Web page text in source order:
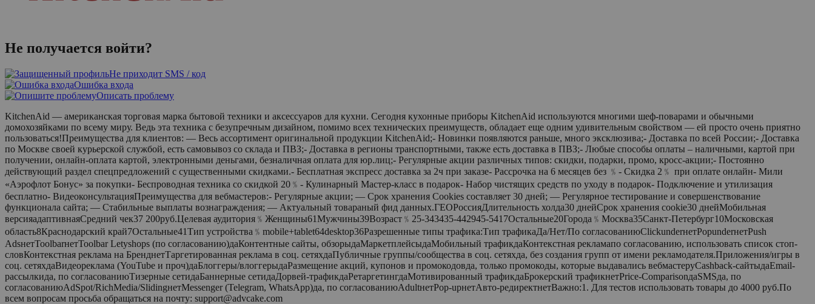
Не получается войти?
Не приходит SMS / код
Ошибка входа
Описать проблему
KitchenAid — американская торговая марка бытовой техники и аксессуаров для кухни. Сегодня кухонные приборы KitchenAid используются многими шеф-поварами и обычными
домохозяйками по всему миру. Ведь эта техника с безупречным дизайном, помимо всех технических преимуществ, обладает еще одним удивительным свойством — ей просто очень приятно
пользоваться!Преимущества для клиентов: — Весь ассортимент оригинальной продукции KitchenAid;- Новинки появляются раньше, много эксклюзива;- Доставка по всей России;- Доставка
по Москве своей курьерской службой, есть самовывоз со склада и ПВЗ;- Доставка в регионы транспортными, также есть доставка в ПВЗ;- Любые способы оплаты – наличными, картой при
получении, онлайн-оплата картой, электронными деньгами, безналичная оплата для юр.лиц;- Регулярные акции различных типов: скидки, подарки, промо, кросс-акции;- Постоянно
действующий раздел спецпредложений с существенными скидками.- Бесплатная экспресс доставка за 2ч при заказе- Рассрочка на 6 месяцев без ﹪- Скидка 2﹪ при оплате онлайн- Мили
«Аэрофлот Бонус» за покупки- Беспроводная техника со скидкой 20﹪- Кулинарный Мастер-класс в подарок- Набор чистящих средств по уходу в подарок- Подключение и утилизация
бесплатно- ВидеоконсультацияПреимущества для вебмастеров:- Регулярные акции; — Срок хранения Cookies составляет 30 дней; — Регулярное тестирование и совершенствование
функционала сайта; — Стабильные выплаты вознаграждения; — Актуальный товараный фид данных.ГЕОРоссияДлительность холда30 днейСрок хранения cookie30 днейМобильная
версияадаптивнаяСредний чек37 200руб.Целевая аудитория﹪Женщины61Мужчины39Возраст﹪25-343435-442945-5417Остальные20Города﹪Москва35Санкт-Петербург10Московская
область8Краснодарский край7Остальные41Тип устройства﹪mobile+tablet64desktop36Разрешенные типы трафика:Тип трафикаДа/Нет/По согласованиюClickunderнетPopunderнетPush
AdsнетToolbarнетToolbar Letyshops (по согласованию)даКонтентные сайты, обзорыдаМаркетплейсыдаМобильный трафикдаКонтекстная рекламапо согласованию, использовать список стоп-
словКонтекстная реклама на БренднетТаргетированная реклама в соц. сетяхдаПубличные группы/сообщества в соц. сетяхда, без создания групп от имени рекламодателя.Приложения/игры в
соц. сетяхдаВидеореклама (YouTube и проч)даБлоггеры/влоггерыдаРазмещение акций, купонов и промокодовда, только промокоды, которые выдавались вебмастеруCashback-сайтыдаEmail-
рассылкида, по согласованиюТизерные сетидаБаннерные сетидаДорвей-трафикдаРетаргетингдаМотивированный трафикдаБрокерский трафикнетPrice-ComparisonдаSMSда, по
согласованиюAdSpot/RichMedia/SlidingнетMessenger (Telegram, WhatsApp)да, по согласованиюAdultнетPop-upнетАвто-редиректнетВажно:1. Для тестов использовать товары до 4000 руб.По
всем вопросам просьба обращаться на почту: support@advcake.com